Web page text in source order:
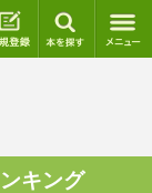
グイン 新規登録
キング